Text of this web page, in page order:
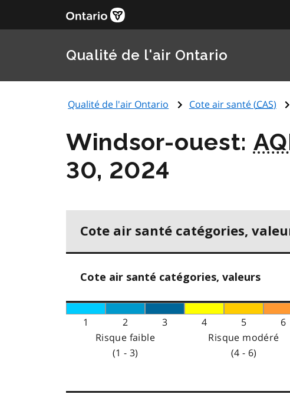
Qualité de l'air Ontario
Qualité de l'air Ontario Cote air santé (CAS)
Windsor-ouest:
30, 2024
Cote air santé catégories,
Cote air santé catégories, valeurs
1 2 3 4 5 6
Risque faible
(1 - 3)
Risque modéré
(4 - 6)